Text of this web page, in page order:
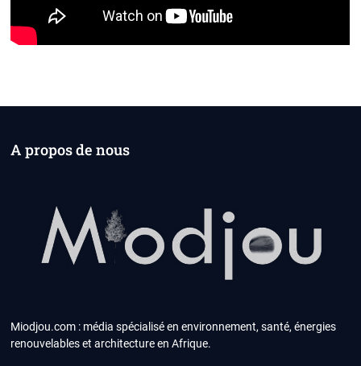
A propos de nous
Miodjou.com : média spécialisé en environnement, santé, énergies
renouvelables et architecture en Afrique.